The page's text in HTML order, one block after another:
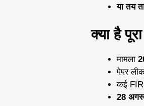
या तय
क्या है
मामला
पेपर
कई FIR
28